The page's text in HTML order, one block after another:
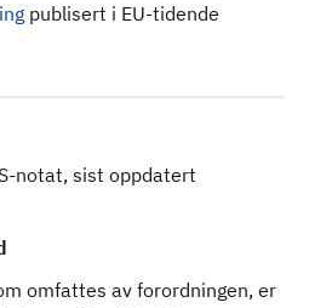
publisert i EU-tidende
notat, sist oppdatert
omfattes av forordningen, er